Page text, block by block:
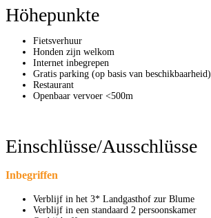
Höhepunkte
Fietsverhuur
Honden zijn welkom
Internet inbegrepen
Gratis parking (op basis van beschikbaarheid)
Restaurant
Openbaar vervoer <500m
Einschlüsse/Ausschlüsse
Inbegriffen
Verblijf in het 3* Landgasthof zur Blume
Verblijf in een standaard 2 persoonskamer